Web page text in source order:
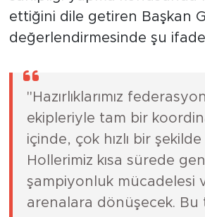
sahipliği yapma konusunda
ettiğini dile getiren Başkan
"Hazırlıklarımız
ekipleriyle tam bir
içinde, çok hızlı bir şekilde
Hollerimiz kısa sürede
şampiyonluk mücadelesi